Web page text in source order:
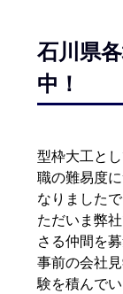
石川県
中！
型枠大工と
職の難易度
なりましたで
ただいま弊
さる仲間を
事前の会社
験を積んで